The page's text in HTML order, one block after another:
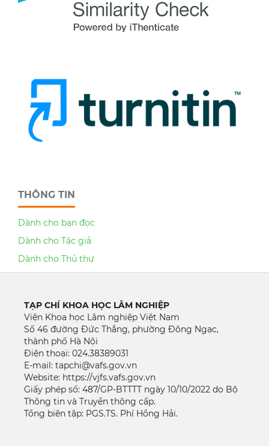
THÔNG TIN
Dành cho bạn đọc
Dành cho Tác giả
Dành cho Thủ thư
TẠP CHÍ KHOA HỌC LÂM NGHIỆP
Viện Khoa học Lâm nghiệp Việt Nam
Số 46 đường Đức Thắng, phường Đông Ngạc,
thành phố Hà Nội
Điện thoại: 024.38389031
E-mail: tapchi@vafs.gov.vn
Website: https://vjfs.vafs.gov.vn
Giấy phép số: 487/GP-BTTTT ngày 10/10/2022 do Bộ
Thông tin và Truyền thông cấp.
Tổng biên tập: PGS.TS. Phí Hồng Hải.